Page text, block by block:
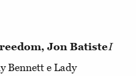
Jon BatisteI
Bennett e Lady